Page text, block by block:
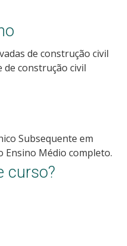
cotas
de construção civil
construção civil
Subsequente em
Ensino Médio completo.
curso?